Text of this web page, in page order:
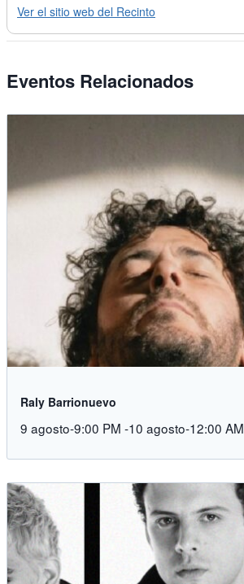
Ver el sitio web del Recinto
Eventos Relacionados
Raly Barrionuevo
9 agosto-9:00 PM -10 agosto-12:00 AM